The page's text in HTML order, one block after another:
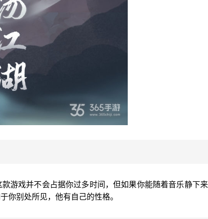
游戏并不会占据你过多时间，但如果你能随着音乐静下
你别处所见，他有自己的性格。